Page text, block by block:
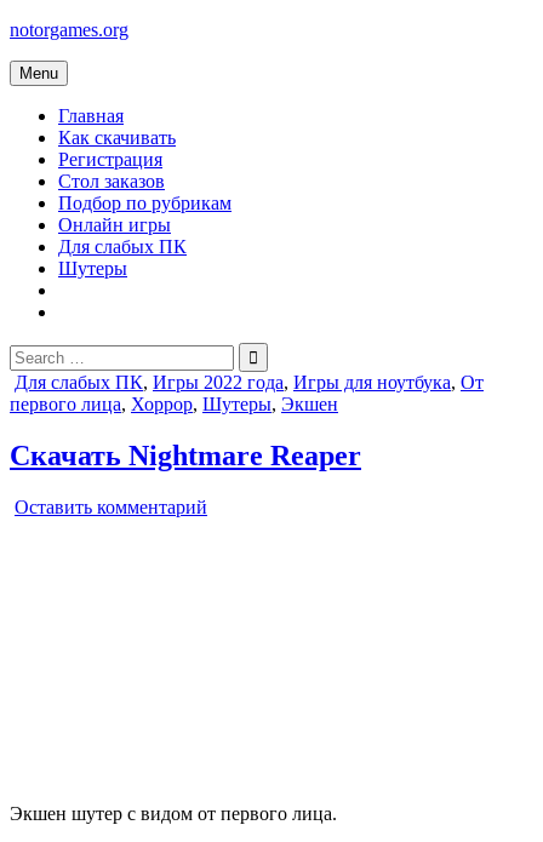
Skip
content
notorgames.org
Menu
Главная
Как скачивать
Регистрация
Стол заказов
Подбор по рубрикам
Онлайн игры
Для слабых ПК
Шутеры
Search
for:
Posted
in
Для слабых ПК, Игры 2022 года, Игры для ноутбука, От
первого лица, Хоррор, Шутеры, Экшен
Скачать Nightmare Reaper
Оставить комментарий
Экшен шутер с видом от первого лица.